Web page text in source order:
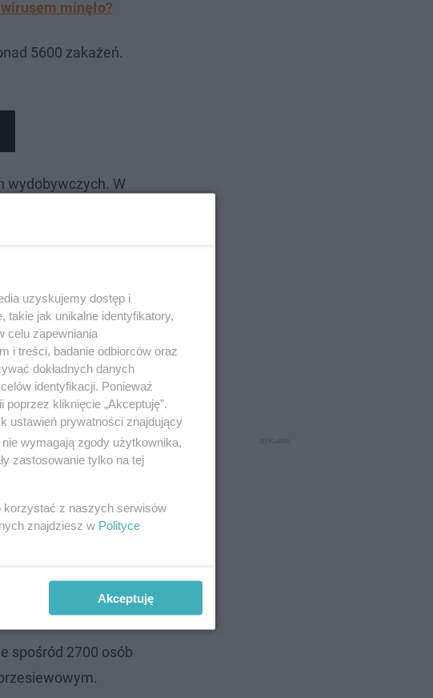
minęło?
5600 zakażeń.
wydobywczych. W
trzeci –
razem. Celem
pracę w
- poinformował
spośród 2700 osób
uzyskujemy dostęp i
takie jak unikalne identyfikatory,
celu zapewniania
i treści, badanie odbiorców oraz
dokładnych danych
identyfikacji. Ponieważ
kliknięcie „Akceptuję”.
ustawień prywatności znajdujący
wymagają zgody użytkownika,
zastosowanie tylko na tej
korzystać z naszych serwisów
znajdziesz w Polityce
Akceptuję